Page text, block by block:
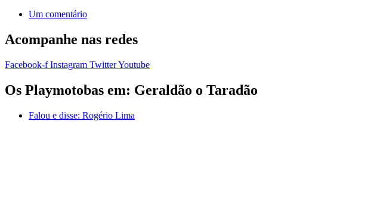
Um comentário
Acompanhe nas redes
Facebook-f Instagram TwitterYoutube
Os Playmotobas em: Geraldão o Taradão
Falou e disse: Rogério Lima